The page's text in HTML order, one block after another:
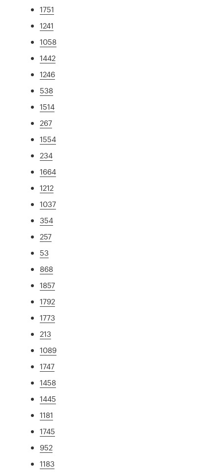
1751
1241
1058
1442
1246
538
1514
267
1554
234
1664
1212
1037
354
257
53
868
1857
1792
1773
213
1089
1747
1458
1445
1181
1745
952
1183